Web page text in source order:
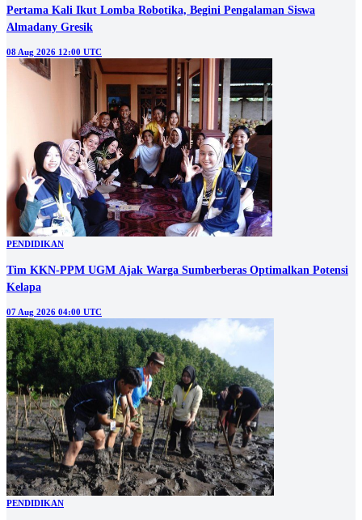
Pertama Kali Ikut Lomba Robotika, Begini Pengalaman Siswa
Almadany Gresik
08 Aug 2026 12:00 UTC
PENDIDIKAN
Tim KKN-PPM UGM Ajak Warga Sumberberas Optimalkan Potensi
Kelapa
07 Aug 2026 04:00 UTC
PENDIDIKAN